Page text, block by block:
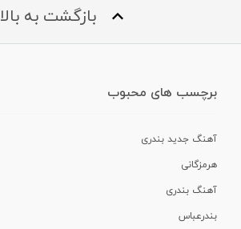
بازگشت به بالا
برچسب های محبوب
آهنگ جدید بندری
هرمزگانی
آهنگ بندری
بندرعباس